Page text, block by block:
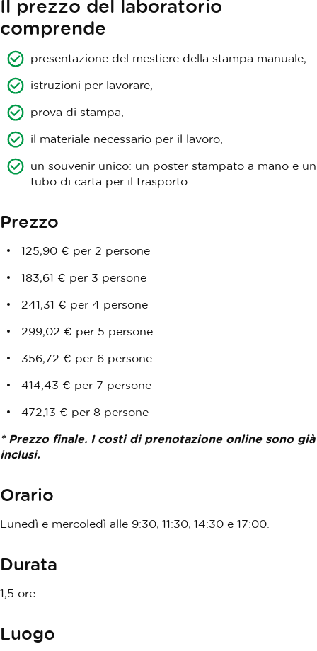
Il prezzo del laboratorio
comprende
presentazione del mestiere della stampa manuale,
istruzioni per lavorare,
prova di stampa,
il materiale necessario per il lavoro,
un souvenir unico: un poster stampato a mano e un
tubo di carta per il trasporto.
Prezzo
125,90 € per 2 persone
183,61 € per 3 persone
241,31 € per 4 persone
299,02 € per 5 persone
356,72 € per 6 persone
414,43 € per 7 persone
472,13 € per 8 persone
* Prezzo finale. I costi di prenotazione online sono già
inclusi.
Orario
Lunedì e mercoledì alle 9:30, 11:30, 14:30 e 17:00.
Durata
1,5 ore
Luogo